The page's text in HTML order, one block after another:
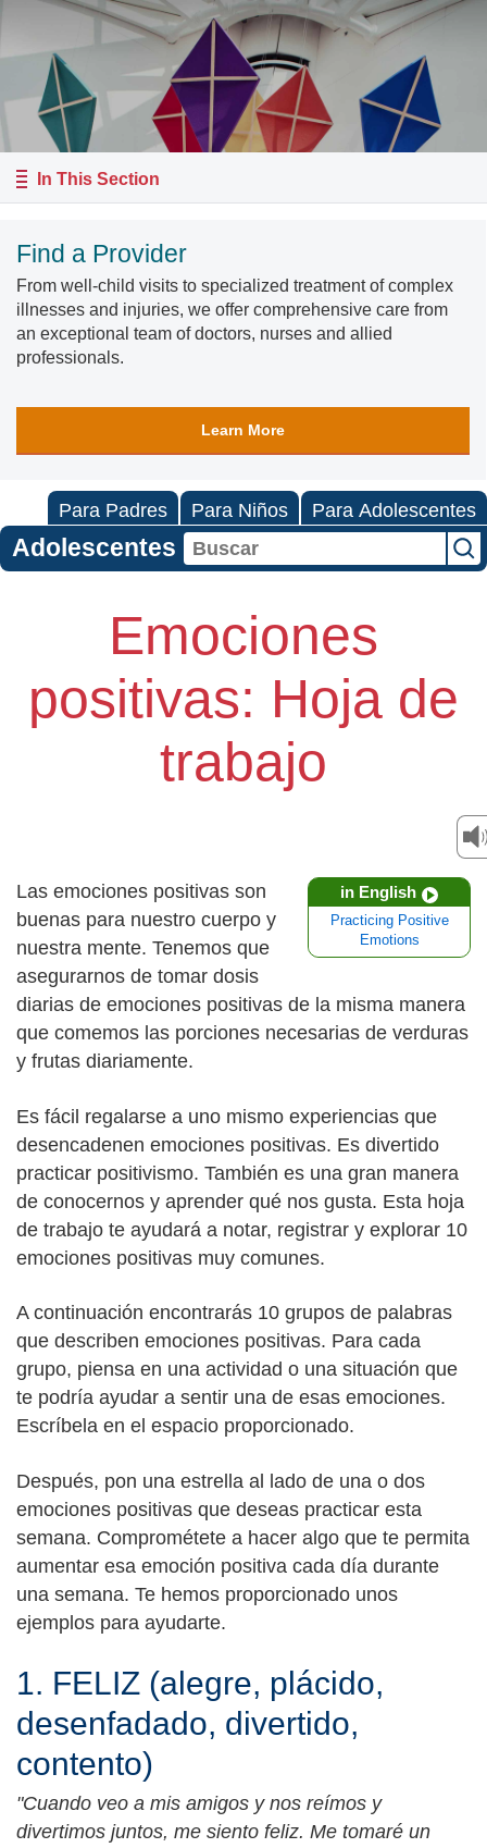
In This Section
Find a Provider
From well-child visits to specialized treatment of complex
illnesses and injuries, we offer comprehensive care from
an exceptional team of doctors, nurses and allied
professionals.
Learn More
Para Padres Para Niños Para Adolescentes
Adolescentes
Emociones
positivas: Hoja de
trabajo
in English
Practicing Positive
Emotions
Las emociones positivas son
buenas para nuestro cuerpo y
nuestra mente. Tenemos que
asegurarnos de tomar dosis
diarias de emociones positivas de la misma manera
que comemos las porciones necesarias de verduras
y frutas diariamente.
Es fácil regalarse a uno mismo experiencias que
desencadenen emociones positivas. Es divertido
practicar positivismo. También es una gran manera
de conocernos y aprender qué nos gusta. Esta hoja
de trabajo te ayudará a notar, registrar y explorar 10
emociones positivas muy comunes.
A continuación encontrarás 10 grupos de palabras
que describen emociones positivas. Para cada
grupo, piensa en una actividad o una situación que
te podría ayudar a sentir una de esas emociones.
Escríbela en el espacio proporcionado.
Después, pon una estrella al lado de una o dos
emociones positivas que deseas practicar esta
semana. Comprométete a hacer algo que te permita
aumentar esa emoción positiva cada día durante
una semana. Te hemos proporcionado unos
ejemplos para ayudarte.
1. FELIZ (alegre, plácido,
desenfadado, divertido,
contento)
"Cuando veo a mis amigos y nos reímos y
divertimos juntos, me siento feliz. Me tomaré un